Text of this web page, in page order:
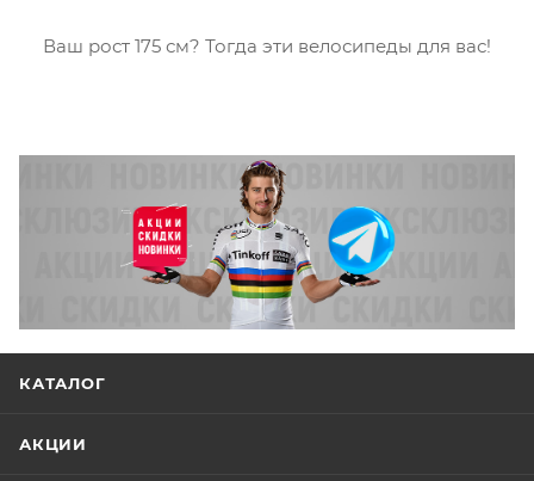
Ваш рост 175 см? Тогда эти велосипеды для вас!
КАТАЛОГ
АКЦИИ